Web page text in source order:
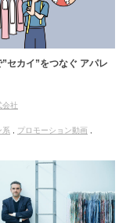
セカイ”をつなぐ アパレ
会社
系 プロモーション動画